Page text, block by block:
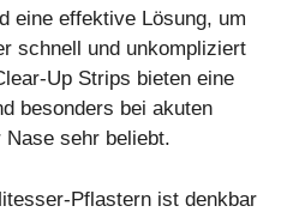
eine effektive Lösung, um
schnell und unkompliziert
Up Strips bieten eine
besonders bei akuten
Nase sehr beliebt.
Pflastern ist denkbar